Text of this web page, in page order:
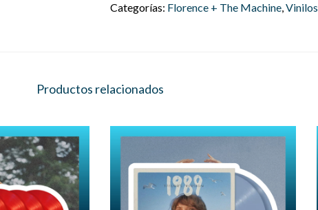
Categorías: Florence + The Machine,Vinilos
Productos relacionados